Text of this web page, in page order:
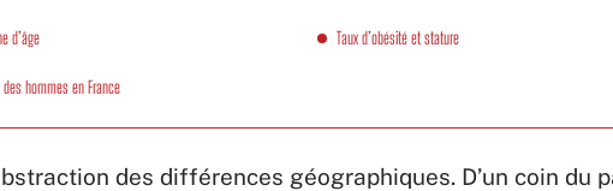
d’âge
hommes en France
Taux d’obésité et stature
des différences géographiques. D’un coin du